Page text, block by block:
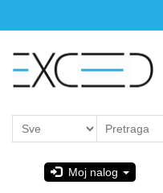
Moj nalog